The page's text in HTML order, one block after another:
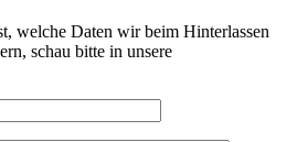
welche Daten wir beim Hinterlassen
schau bitte in unsere